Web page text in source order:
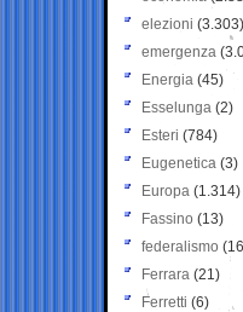
elezioni (3.303)
emergenza
Energia (45)
Esselunga (2)
Esteri (784)
Eugenetica (3)
Europa (1.314)
Fassino (13)
federalismo
Ferrara (21)
Ferretti (6)